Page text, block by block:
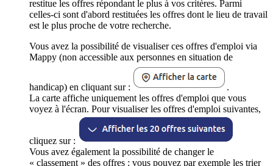
restitue les offres répondant le plus à vos critères. Parmi
celles-ci sont d'abord restituées les offres dont le lieu de travail
est le plus proche de votre recherche.
Vous avez la possibilité de visualiser ces offres d'emploi via
Mappy (non accessible aux personnes en situation de
handicap) en cliquant sur :
.
La carte affiche uniquement les offres d'emploi que vous
voyez à l'écran. Pour visualiser les offres d'emploi suivantes,
cliquez sur :
Vous avez également la possibilité de changer le
« classement » des offres : vous pouvez par exemple les trier